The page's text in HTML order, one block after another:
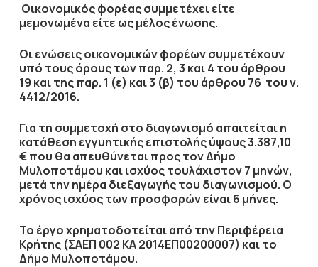
Οικονομικός φορέας συμμετέχει είτε
μεμονωμένα είτε ως μέλος ένωσης.
Οι ενώσειςοικονομικών φορέων συμμετέχουν
υπό τους όρους των παρ. 2, 3 και 4 του άρθρου
19 και της παρ. 1 (ε) και 3 (β) του άρθρου 76 του ν.
4412/2016.
Για τη συμμετοχή στο διαγωνισμό απαιτείται η
κατάθεση εγγυητικής επιστολήςύψους3.387,10
€που θα απευθύνεται προς τονΔήμο
Μυλοποτάμου και ισχύος τουλάχιστον7 μηνών,
μετά την ημέρα διεξαγωγής του διαγωνισμού. Ο
χρόνος ισχύος των προσφορών είναι6 μήνες.
Το έργο χρηματοδοτείται από την Περιφέρεια
Κρήτης(ΣΑΕΠ 002 ΚΑ 2014ΕΠ00200007) και το
Δήμο Μυλοποτάμου.